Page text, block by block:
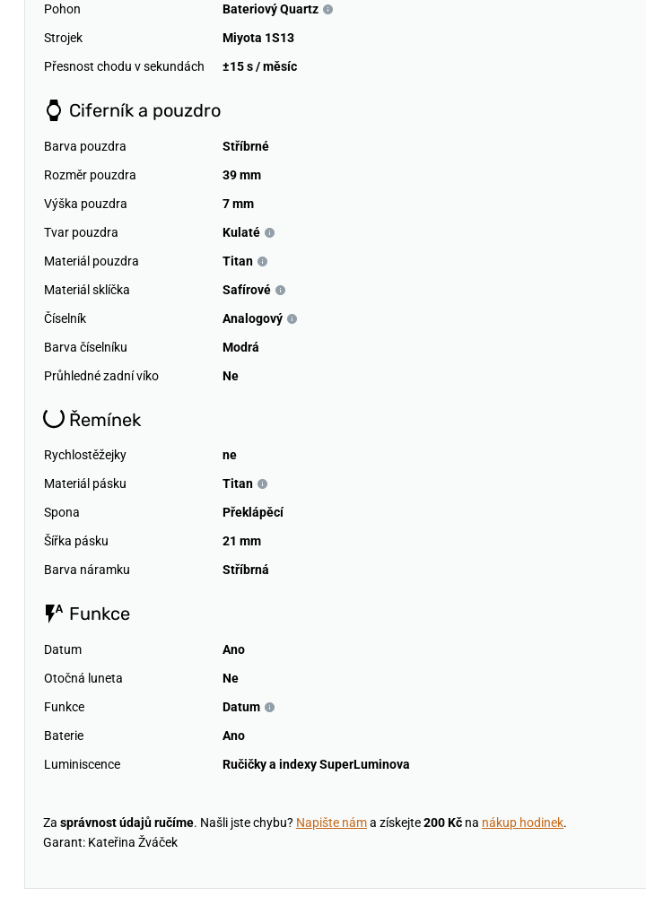
Pohon
Bateriový Quartz
Strojek
Miyota 1S13
Přesnost chodu v sekundách
±15 s / měsíc
Ciferník a pouzdro
Barva pouzdra
Stříbrné
Rozměr pouzdra
39 mm
Výška pouzdra
7 mm
Tvar pouzdra
Kulaté
Materiál pouzdra
Titan
Materiál sklíčka
Safírové
Číselník
Analogový
Barva číselníku
Modrá
Průhledné zadní víko
Ne
Řemínek
Rychlostěžejky
ne
Materiál pásku
Titan
Spona
Překlápěcí
Šířka pásku
21 mm
Barva náramku
Stříbrná
Funkce
Datum
Ano
Otočná luneta
Ne
Funkce
Datum
Baterie
Ano
Luminiscence
Ručičky a indexy SuperLuminova
Za správnost údajů ručíme. Našli jste chybu? Napište náma získejte200 Kč na nákup hodinek.
Garant: Kateřina Žváček